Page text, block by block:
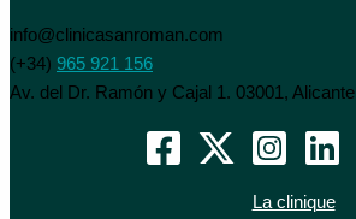
info@clinicasanroman.com
(+34) 965 921 156
Av. del Dr. Ramón y Cajal 1. 03001, Alicante
La clinique